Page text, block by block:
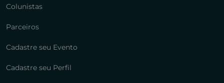
Colunistas
Parceiros
Cadastre seu Evento
Cadastre seu Perfil